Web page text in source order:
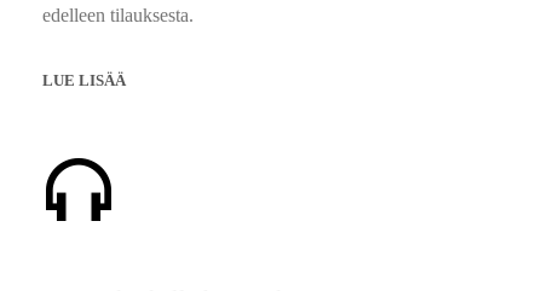
edelleen tilauksesta.
LUE LISÄÄ